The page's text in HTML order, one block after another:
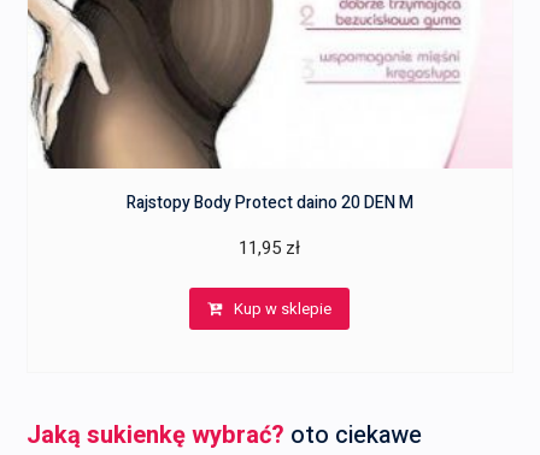
Rajstopy Body Protect daino 20 DEN M
11,95 zł
Kup w sklepie
Jaką sukienkę wybrać? oto ciekawe